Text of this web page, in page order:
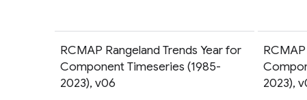
RCMAP Rangeland Trends Year for
Component Timeseries (1985-
2023), v06
2023),